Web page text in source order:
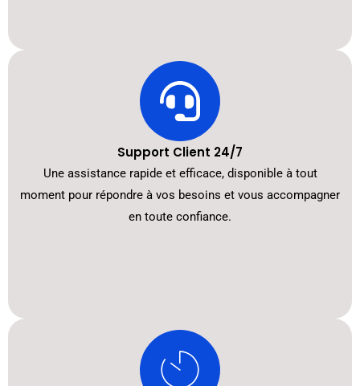
Support Client 24/7
Une assistance rapide et efficace, disponible à tout
moment pour répondre à vos besoins et vous accompagner
en toute confiance.